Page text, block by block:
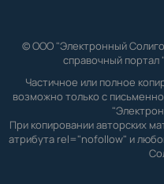
© ООО "Электронный
справочный портал "
Частичное или полное
возможно только с
При копировании авторских
атрибута rel="nofollow" и